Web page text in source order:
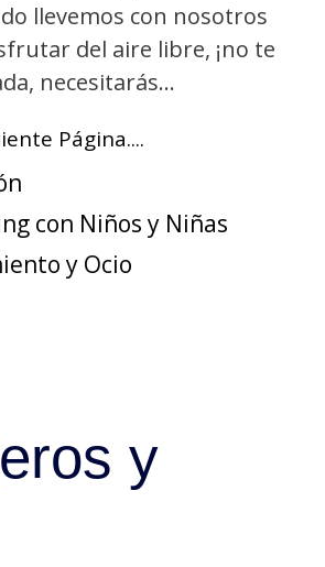
llevemos con nosotros
del aire libre, ¡no te
necesitarás…
Página....
con Niños y Niñas
y Ocio
y